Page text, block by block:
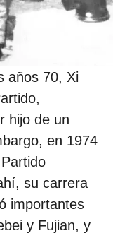
años 70, Xi
hijo de un
en 1974
su carrera
importantes
y Fujian, y